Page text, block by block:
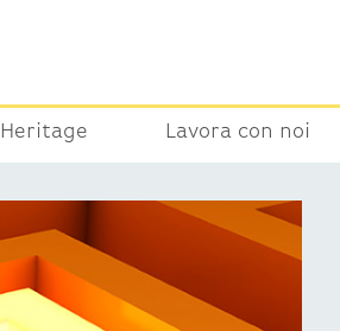
Heritage Lavora con noi